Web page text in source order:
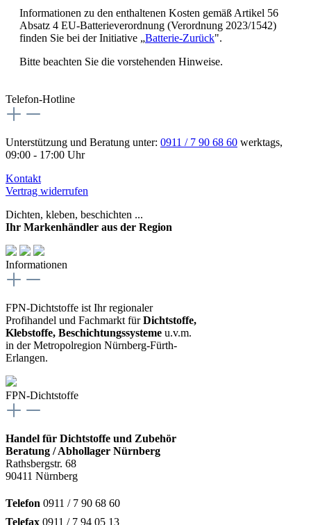
Informationen zu den enthaltenen Kosten gemäß Artikel 56
Absatz 4 EU-Batterieverordnung (Verordnung 2023/1542)
finden Sie bei der Initiative „Batterie-Zurück".
Bitte beachten Sie die vorstehenden Hinweise.
Telefon-Hotline
Unterstützung und Beratung unter: 0911 / 7 90 68 60 werktags,
09:00 - 17:00 Uhr
Kontakt
Vertrag widerrufen
Dichten, kleben, beschichten ...
Ihr Markenhändler aus der Region
Informationen
FPN-Dichtstoffe ist Ihr regionaler
Profihandel und Fachmarkt fürDichtstoffe,
Klebstoffe, Beschichtungssysteme u.v.m.
in der Metropolregion Nürnberg-Fürth-
Erlangen.
FPN-Dichtstoffe
Handel für Dichtstoffe und Zubehör
Beratung / Abhollager Nürnberg
Rathsbergstr. 68
90411 Nürnberg
Telefon 0911 / 7 90 68 60
Telefax 0911 / 7 94 05 13